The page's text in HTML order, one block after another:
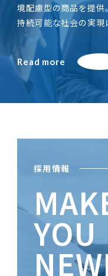
境配慮型の商品を提供
持続可能な社会の実現
Read more
採用情報
YOU